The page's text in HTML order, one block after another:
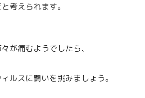
考えられます。
が痛むようでしたら、
ルスに闘いを挑みましょう。